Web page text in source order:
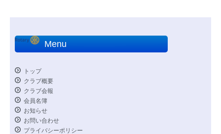
Menu
トップ
クラブ概要
クラブ会報
会員名簿
お知らせ
お問い合わせ
プライバシーポリシー